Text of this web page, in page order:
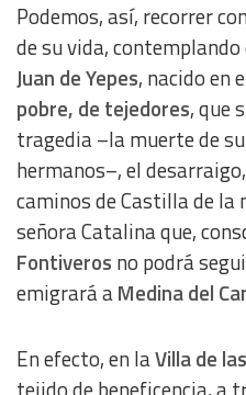
Podemos, así, recorrer
de su vida,
Juan de Yepes, nacido en
pobre, de tejedores, que
tragedia –la muerte de
hermanos–, el
caminos de Castilla de la
señora Catalina que,
Fontiveros no podrá
emigrará aMedina del
En efecto, en laVilla de